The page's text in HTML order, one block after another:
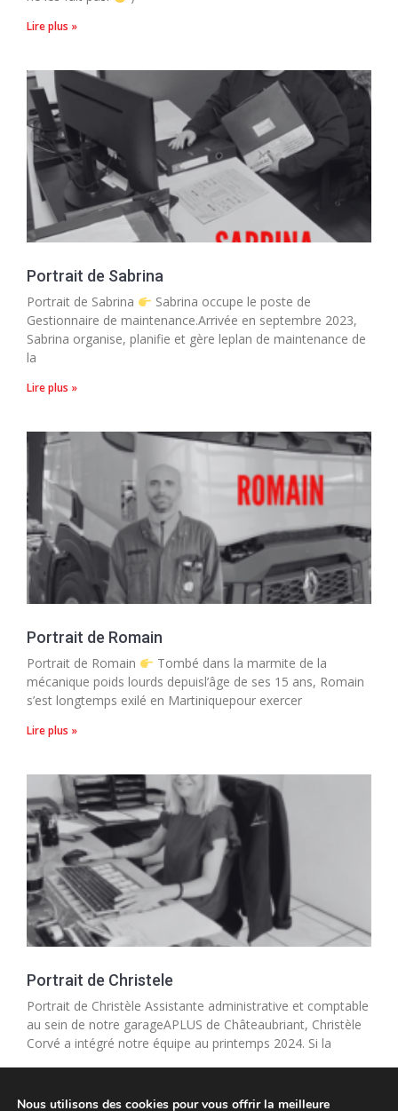
Lire plus »
Portrait de Sabrina
Portrait de Sabrina
Sabrina occupe le poste de
Gestionnaire de maintenance.Arrivée en septembre 2023,
Sabrina organise, planifie et gère leplan de maintenance de
la
Lire plus »
Portrait de Romain
Portrait de Romain
Tombé dans la marmite de la
mécanique poids lourds depuisl’âge de ses 15 ans, Romain
s’est longtemps exilé en Martiniquepour exercer
Lire plus »
Portrait de Christele
Portrait de Christèle Assistante administrative et comptable
au sein de notre garageAPLUS de Châteaubriant, Christèle
Corvé a intégré notre équipe au printemps 2024. Si la
Nous utilisons des cookies pour vous offrir la meilleure